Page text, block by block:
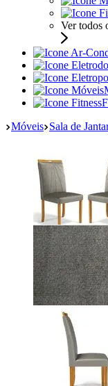
Ver todos
Móveis Sala de